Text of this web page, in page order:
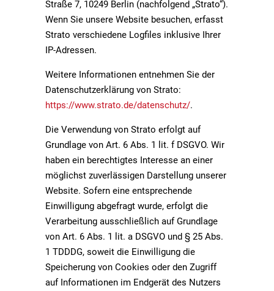
Straße 7, 10249 Berlin (nachfolgend „Strato“).
Wenn Sie unsere Website besuchen, erfasst
Strato verschiedene Logfiles inklusive Ihrer
IP-Adressen.
Weitere Informationen entnehmen Sie der
Datenschutzerklärung von Strato:
https://www.strato.de/datenschutz/.
Die Verwendung von Strato erfolgt auf
Grundlage von Art. 6 Abs. 1 lit. f DSGVO. Wir
haben ein berechtigtes Interesse an einer
möglichst zuverlässigen Darstellung unserer
Website. Sofern eine entsprechende
Einwilligung abgefragt wurde, erfolgt die
Verarbeitung ausschließlich auf Grundlage
von Art. 6 Abs. 1 lit. a DSGVO und § 25 Abs.
1 TDDDG, soweit die Einwilligung die
Speicherung von Cookies oder den Zugriff
auf Informationen im Endgerät des Nutzers